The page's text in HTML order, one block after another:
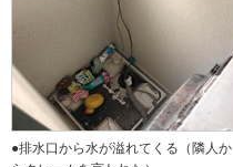
●排水口から水が溢れてくる（隣人か